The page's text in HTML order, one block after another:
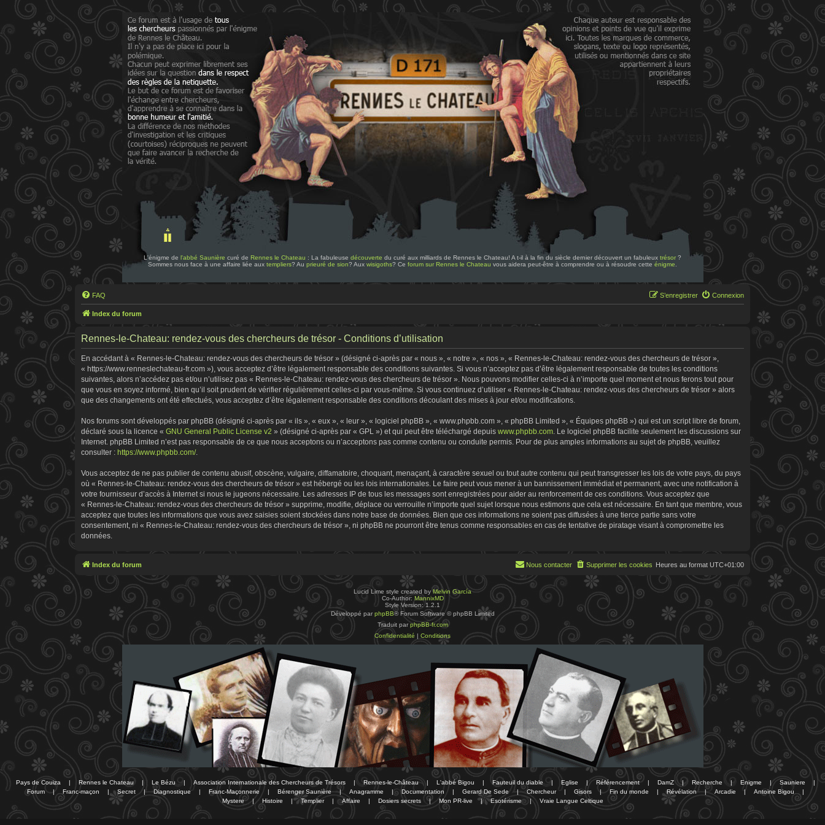
L'énigme de l'abbé Saunière curé de Rennes le Chateau : La fabuleuse découverte du curé aux milliards de Rennes le Chateau! A t-il à la fin du siècle dernier découvert un fabuleux trésor ?
Sommes nous face à une affaire liée aux templiers? Au prieuré de sion? Aux wisigoths? Ce forum sur Rennes le Chateau vous aidera peut-être à comprendre ou à résoudre cette énigme
FAQ Connexion
S’enregistrer
Index du forum
Rennes-le-Chateau: rendez-vous des chercheurs de trésor - Conditions d’utilisation
En accédant à « Rennes-le-Chateau: rendez-vous des chercheurs de trésor » (désigné ci-après par « nous », « notre », « nos », « Rennes-le-Chateau: rendez-vous des chercheurs de trésor »,
« https://www.renneslechateau-fr.com »), vous acceptez d’être légalement responsable des conditions suivantes. Si vous n’acceptez pas d’être légalement responsable de toutes les conditions
suivantes, alors n’accédez pas et/ou n’utilisez pas « Rennes-le-Chateau: rendez-vous des chercheurs de trésor ». Nous pouvons modifier celles-ci à n’importe quel moment et nous ferons tout pour
que vous en soyez informé, bien qu’il soit prudent de vérifier régulièrement celles-ci par vous-même. Si vous continuez d’utiliser « Rennes-le-Chateau: rendez-vous des chercheurs de trésor » alors
que des changements ont été effectués, vous acceptez d’être légalement responsable des conditions découlant des mises à jour et/ou modifications.
Nos forums sont développés par phpBB (désigné ci-après par « ils », « eux », « leur », « logiciel phpBB », « www.phpbb.com », « phpBB Limited », « Équipes phpBB ») qui est un script libre de forum,
déclaré sous la licence « GNU General Public License v2 » (désigné ci-après par « GPL ») et qui peut être téléchargé depuis www.phpbb.com. Le logiciel phpBB facilite seulement les discussions sur
Internet. phpBB Limited n’est pas responsable de ce que nous acceptons ou n’acceptons pas comme contenu ou conduite permis. Pour de plus amples informations au sujet de phpBB, veuillez
consulter : https://www.phpbb.com/.
Vous acceptez de ne pas publier de contenu abusif, obscène, vulgaire, diffamatoire, choquant, menaçant, à caractère sexuel ou tout autre contenu qui peut transgresser les lois de votre pays, du pays
où « Rennes-le-Chateau: rendez-vous des chercheurs de trésor » est hébergé ou les lois internationales. Le faire peut vous mener à un bannissement immédiat et permanent, avec une notification à
votre fournisseur d’accès à Internet si nous le jugeons nécessaire. Les adresses IP de tous les messages sont enregistrées pour aider au renforcement de ces conditions. Vous acceptez que
« Rennes-le-Chateau: rendez-vous des chercheurs de trésor » supprime, modifie, déplace ou verrouille n’importe quel sujet lorsque nous estimons que cela est nécessaire. En tant que membre, vous
acceptez que toutes les informations que vous avez saisies soient stockées dans notre base de données. Bien que ces informations ne soient pas diffusées à une tierce partie sans votre
consentement, ni « Rennes-le-Chateau: rendez-vous des chercheurs de trésor », ni phpBB ne pourront être tenus comme responsables en cas de tentative de piratage visant à compromettre les
données.
Index du forum Heures au format UTC+01:00
Supprimer les cookies
Nous contacter
Lucid Lime style created byMelvin García
Co-Author: MannixMD
Style Version: 1.2.1
Développé par phpBB® Forum Software © phpBB Limited
Traduit par phpBB-fr.com
Confidentialité | Conditions
Pays de Couiza | Rennes le Chateau | Le Bézu | Association Internationale des Chercheurs de Trésors | Rennes-le-Château | L'abbé Bigou | Fauteuil du diable | Eglise | Référencement | DamZ | Recherche | Enigme | Sauniere
|
Forum
| Franc-maçon | Secret | Diagnostique | Franc-Maçonnerie | Bérenger Saunière | Anagramme | Documentation | Gerard De Sede | Chercheur | Gisors | Fin du monde | Révélation | Arcadie | Antoine Bigou
|
Mystere
| Histoire | Templier | Affaire | Dosiers secrets | Mon PR-live | Esotérisme | Vraie Langue Celtique